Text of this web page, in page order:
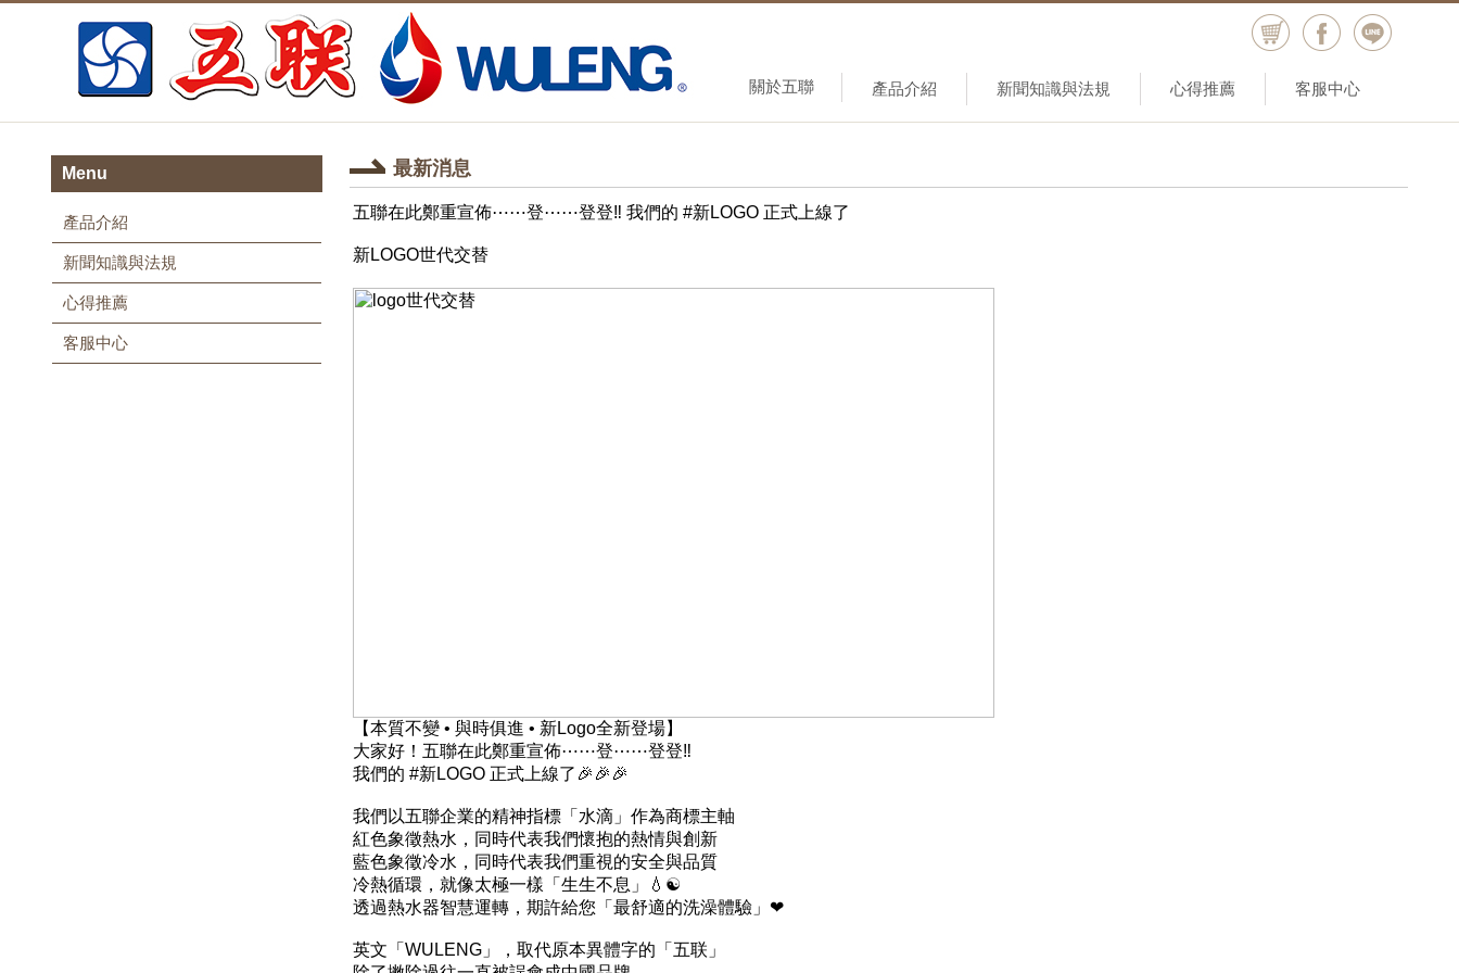
關於五聯 產品介紹 新聞知識與法規 心得推薦 客服中心
Menu
產品介紹
新聞知識與法規
心得推薦
客服中心
最新消息
五聯在此鄭重宣佈⋯⋯登⋯⋯登登‼ 我們的 #新LOGO 正式上線了
新LOGO世代交替
【本質不變 • 與時俱進 • 新Logo全新登場】
大家好！五聯在此鄭重宣佈⋯⋯登⋯⋯登登‼
我們的 #新LOGO 正式上線了🎉🎉🎉
我們以五聯企業的精神指標「水滴」作為商標主軸
紅色象徵熱水，同時代表我們懷抱的熱情與創新
藍色象徵冷水，同時代表我們重視的安全與品質
冷熱循環，就像太極一樣「生生不息」💧☯
透過熱水器智慧運轉，期許給您「最舒適的洗澡體驗」❤
英文「WULENG」，取代原本異體字的「五联」